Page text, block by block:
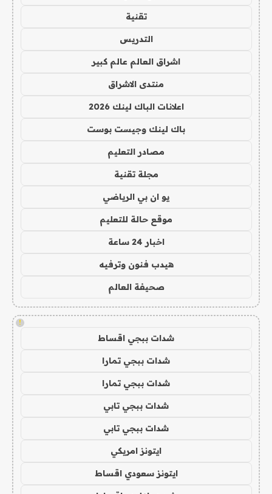
تقنية
التدريس
اشراق العالم عالم كبير
منتدى الاشراق
اعلانات الباك لينك 2026
باك لينك وجيست بوست
مصادر التعليم
مجلة تقنية
يو ان بي الرياضي
موقع حالة للتعليم
اخبار 24 ساعة
هيدب فنون وترفيه
صحيفة العالم
!
شدات ببجي اقساط
شدات ببجي تمارا
شدات ببجي تمارا
شدات ببجي تابي
شدات ببجي تابي
ايتونز امريكي
ايتونز سعودي اقساط